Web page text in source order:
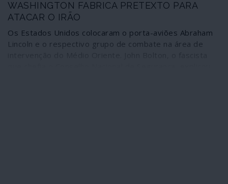
WASHINGTON FABRICA PRETEXTO PARA
ATACAR O IRÃO
Os Estados Unidos colocaram o porta-aviões Abraham
Lincoln e o respectivo grupo de combate na área de